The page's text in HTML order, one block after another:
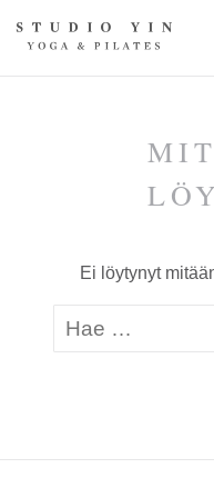
sisällöön
Studio
Studio
Yin
jooga-
Pilates-
keskellä
Ei löytynyt